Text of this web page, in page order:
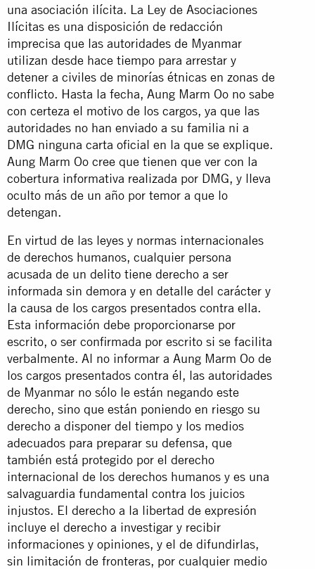
una asociación ilícita. La Ley de Asociaciones
Ilícitas es una disposición de redacción
imprecisa que las autoridades de Myanmar
utilizan desde hace tiempo para arrestar y
detener a civiles de minorías étnicas en zonas de
conflicto. Hasta la fecha, Aung Marm Oo no sabe
con certeza el motivo de los cargos, ya que las
autoridades no han enviado a su familia ni a
DMG ninguna carta oficial en la que se explique.
Aung Marm Oo cree que tienen que ver con la
cobertura informativa realizada por DMG, y lleva
oculto más de un año por temor a que lo
detengan.
En virtud de las leyes y normas internacionales
de derechos humanos, cualquier persona
acusada de un delito tiene derecho a ser
informada sin demora y en detalle del carácter y
la causa de los cargos presentados contra ella.
Esta información debe proporcionarse por
escrito, o ser confirmada por escrito si se facilita
verbalmente. Al no informar a Aung Marm Oo de
los cargos presentados contra él, las autoridades
de Myanmar no sólo le están negando este
derecho, sino que están poniendo en riesgo su
derecho a disponer del tiempo y los medios
adecuados para preparar su defensa, que
también está protegido por el derecho
internacional de los derechos humanos y es una
salvaguardia fundamental contra los juicios
injustos. El derecho a la libertad de expresión
incluye el derecho a investigar y recibir
informaciones y opiniones, y el de difundirlas,
sin limitación de fronteras, por cualquier medio